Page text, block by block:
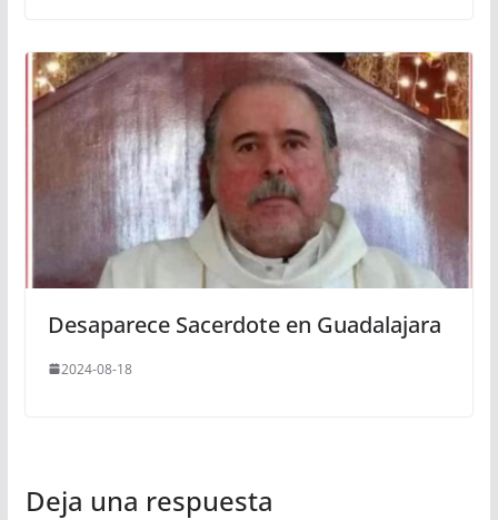
Desaparece Sacerdote en Guadalajara
2024-08-18
Deja una respuesta